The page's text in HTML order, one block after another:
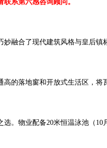
系第六感咨询顾问。
融合了现代建筑风格与皇后
的落地窗和开放式生活区，将
。物业配备20米恒温泳池（